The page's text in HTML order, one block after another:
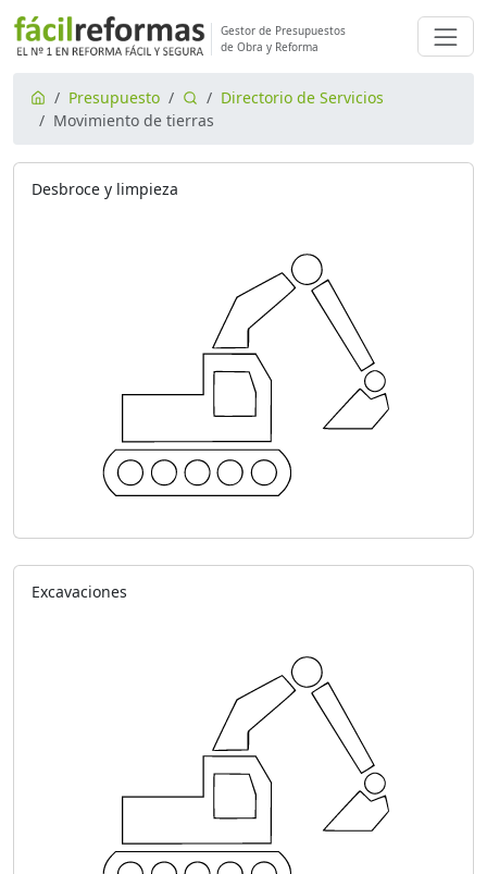
Gestor de Presupuestos
de Obra y Reforma
Presupuesto
Directorio de Servicios
Movimiento de tierras
Desbroce y limpieza
Excavaciones